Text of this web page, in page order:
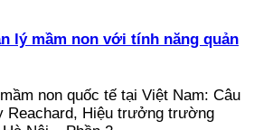
lý mầm non với tính năng quản